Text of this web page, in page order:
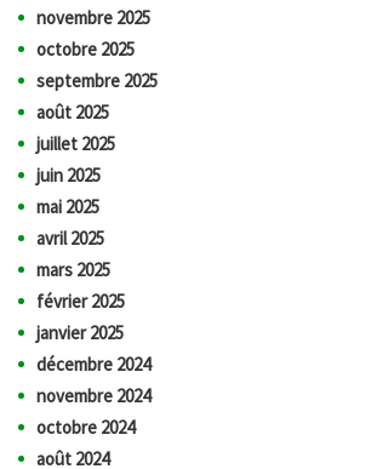
novembre 2025
octobre 2025
septembre 2025
août 2025
juillet 2025
juin 2025
mai 2025
avril 2025
mars 2025
février 2025
janvier 2025
décembre 2024
novembre 2024
octobre 2024
août 2024